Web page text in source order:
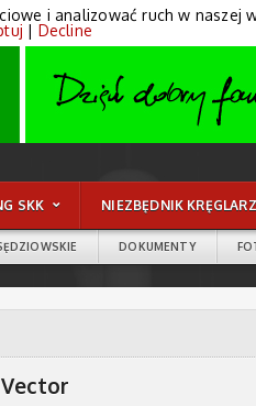
SKK NIEZBĘDNIK
DOKUMENTY
i analizować ruch w naszej
| Decline